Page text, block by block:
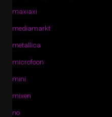
maxiaxi
mediamarkt
metallica
microfoon
mini
mixen
no